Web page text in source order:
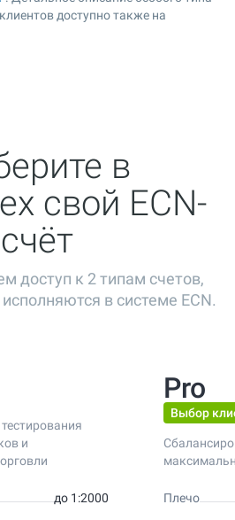
доступно также на
в
свой ECN-
счёт
доступ к 2 типам счетов,
в системе ECN.
и
до 1:2000
Pro
Выбор
Плечо